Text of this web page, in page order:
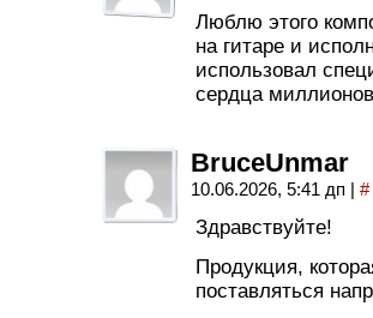
Люблю этого
на гитаре и
использовал
сердца
BruceUnmar
10.06.2026, 5:41 дп | #
Здравствуйте!
Продукция,
поставляться